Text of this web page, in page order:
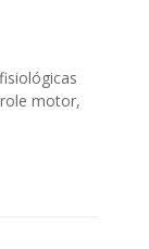
motor,